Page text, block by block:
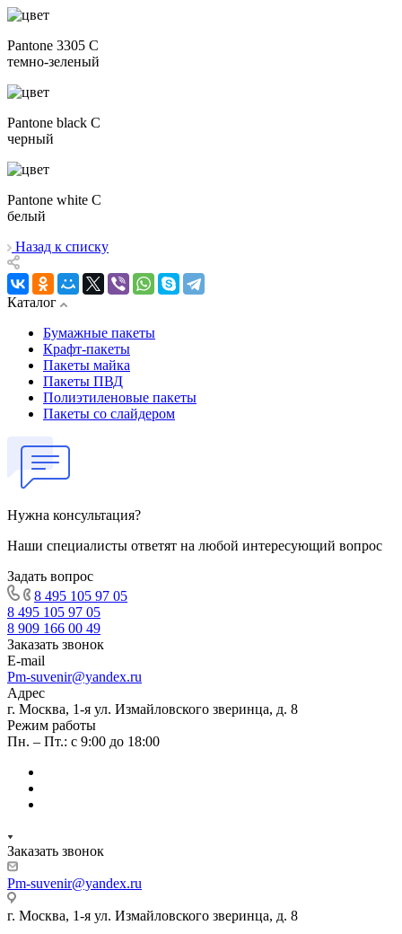
Pantone 3305 C
темно-зеленый
Pantone black C
черный
Pantone white C
белый
Назад к списку
Каталог
Бумажные пакеты
Крафт-пакеты
Пакеты майка
Пакеты ПВД
Полиэтиленовые пакеты
Пакеты со слайдером
Нужна консультация?
Наши специалисты ответят на любой интересующий вопрос
Задать вопрос
8 495 105 97 05
8 495 105 97 05
8 909 166 00 49
Заказать звонок
E-mail
Pm-suvenir@yandex.ru
Адрес
г. Москва, 1-я ул. Измайловского зверинца, д. 8
Режим работы
Пн. – Пт.: с 9:00 до 18:00
Заказать звонок
Pm-suvenir@yandex.ru
г. Москва, 1-я ул. Измайловского зверинца, д. 8